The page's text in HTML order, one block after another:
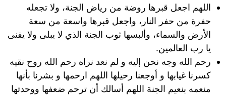
اللهم اجعل قبرها روضة من رياض الجنة، ولا تجعله
حفرة من حفر النار، واجعل قبرها واسعة من سعة
الأرض والسماء، وألبسها ثوب الجنة الذي لا يبلى ولا يفنى
يا رب العالمين.
رحم الله وجه نحن إليه و لم نعد نراه رحم الله روح نقيه
كسرنا غيابها و أوجعنا رحيلها اللهم ارحمها و بشرنا بأنها
منعمه بنعيم الجنة اللهم أسالك أن ترحم ضعفها ووحدتها